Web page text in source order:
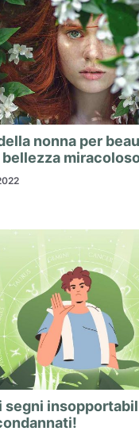
nonna per
segni